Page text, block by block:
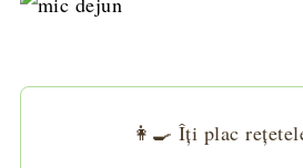
👩‍🍳 Îți plac